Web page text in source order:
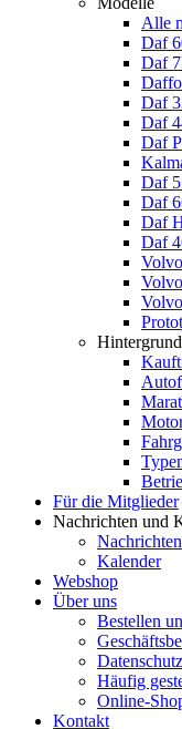
Alle
Daf
Daf
Daf
Daf
Daf
Daf
Daf
Daf
Daf
Für die Mitglieder
Nachrichten und
Nachrichten
Kalender
Webshop
Über uns
Bestellen
Häufig
Online-
Kontakt